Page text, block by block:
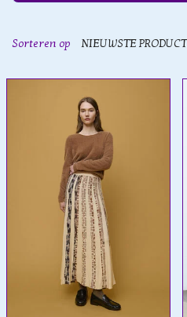
Sorteren op NIEUWSTE